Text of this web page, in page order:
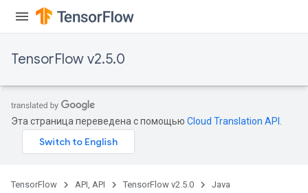
TensorFlow v2.5.0
Эта страница переведена с помощью Cloud Translation API
TensorFlow API, API TensorFlow v2.5.0 Java